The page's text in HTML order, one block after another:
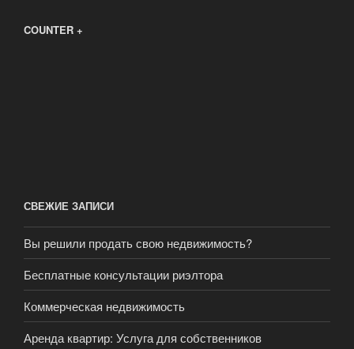
COUNTER +
СВЕЖИЕ ЗАПИСИ
Вы решили продать свою недвижимость?
Бесплатные консультации риэлтора
Коммерческая недвижимость
Аренда квартир: Услуга для собственников